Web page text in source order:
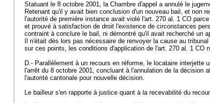
Statuant le 8 octobre 2001, la Chambre d'appel a annulé le
Retenant qu'il y avait bien conclusion d'un nouveau bail, et non
l'autorité de première instance avait violé l'art. 270 al. 1 CO
et prouvé à satisfaction de droit l'existence de circonstances
contraint à conclure le bail, ni démontré qu'il avait recherché un
Il n'était dès lors pas nécessaire de renvoyer la cause au
sur ces points, les conditions d'application de l'art. 270 al. 1 CO
D.- Parallèlement à un recours en réforme, le locataire interjette
l'arrêt du 8 octobre 2001, concluant à l'annulation de la décision
l'autorité cantonale pour nouvelle décision.
Le bailleur s'en rapporte à justice quant à la recevabilité du